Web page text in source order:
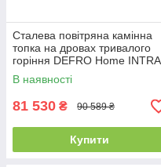
Сталева повітряна камінна
топка на дровах тривалого
горіння DEFRO Home INTRA
SM
В наявності
81 530 ₴ 90 589 ₴
Купити